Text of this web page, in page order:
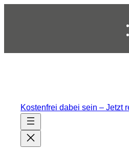
Kostenfrei dabei sein – Jetzt